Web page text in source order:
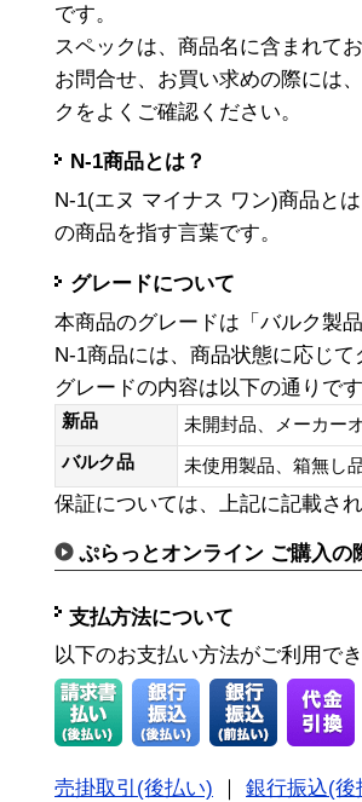
です。
スペックは、商品名に含まれて
お問合せ、お買い求めの際には
クをよくご確認ください。
N-1商品とは？
N-1(エヌ マイナス ワン)商品と
の商品を指す言葉です。
グレードについて
本商品のグレードは「バルク製
N-1商品には、商品状態に応じ
グレードの内容は以下の通りで
新品
未開封品、メーカー
バルク品
未使用製品、箱無
保証については、上記に記載さ
ぷらっとオンライン ご購入の
支払方法について
以下のお支払い方法がご利用で
売掛取引(後払い)
銀行振込(後